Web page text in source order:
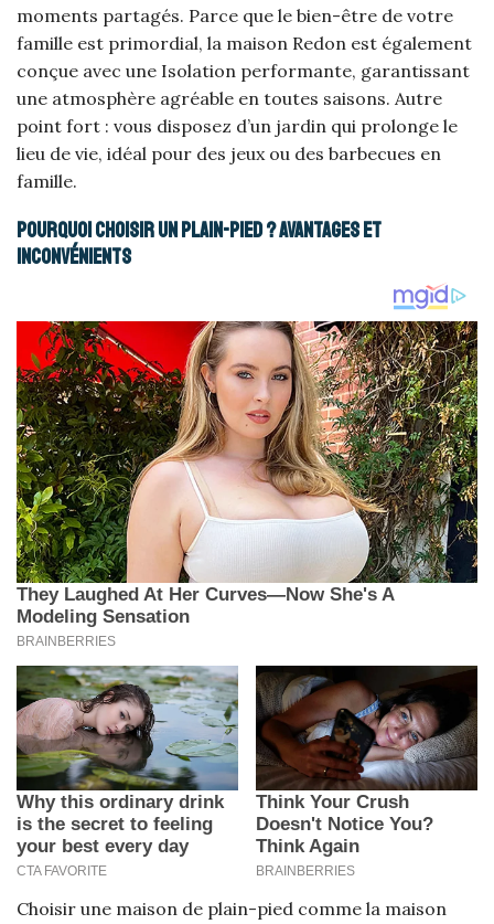
moments partagés. Parce que le bien-être de votre
famille est primordial, la maison Redon est également
conçue avec une Isolation performante, garantissant
une atmosphère agréable en toutes saisons. Autre
point fort : vous disposez d’un jardin qui prolonge le
lieu de vie, idéal pour des jeux ou des barbecues en
famille.
Pourquoi choisir un plain-pied ? Avantages et
inconvénients
Choisir une maison de plain-pied comme la maison